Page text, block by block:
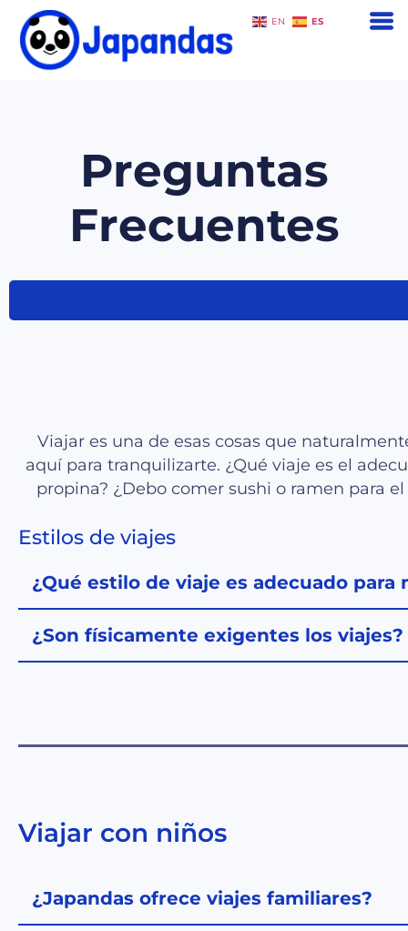
EN ES
Preguntas
Frecuentes
Viajar es una de esas cosas que
aquí para tranquilizarte. ¿Qué viaje es el
propina? ¿Debo comer sushi o ramen para
Estilos de viajes
¿Qué estilo de viaje es adecuado para
¿Son físicamente exigentes los viajes?
Viajar con niños
¿Japandas ofrece viajes familiares?